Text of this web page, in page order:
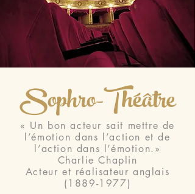
Sophro-Théâtre
« Un bon acteur sait mettre de
l’émotion dans l’action et de
l’action dans l’émotion.»
Charlie Chaplin
Acteur et réalisateur anglais
(1889-1977)